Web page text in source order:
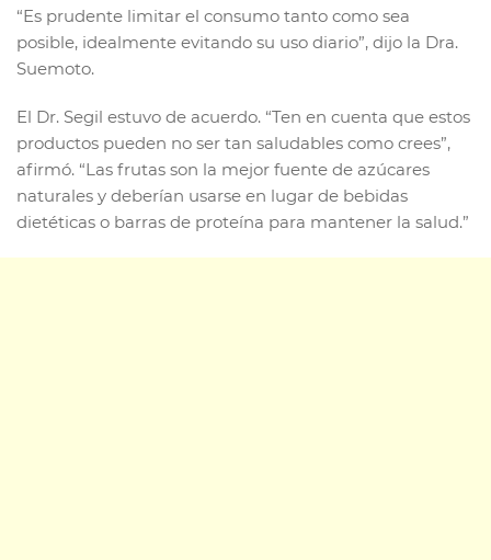
“Es prudente limitar el consumo tanto como sea
posible, idealmente evitando su uso diario”, dijo la Dra.
Suemoto.
El Dr. Segil estuvo de acuerdo. “Ten en cuenta que estos
productos pueden no ser tan saludables como crees”,
afirmó. “Las frutas son la mejor fuente de azúcares
naturales y deberían usarse en lugar de bebidas
dietéticas o barras de proteína para mantener la salud.”